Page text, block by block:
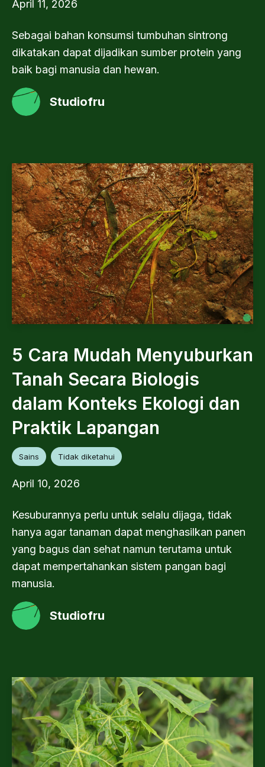
April 11, 2026
Sebagai bahan konsumsi tumbuhan sintrong
dikatakan dapat dijadikan sumber protein yang
baik bagi manusia dan hewan.
Studiofru
5 Cara Mudah Menyuburkan
Tanah Secara Biologis
dalam Konteks Ekologi dan
Praktik Lapangan
Sains Tidak diketahui
April 10, 2026
Kesuburannya perlu untuk selalu dijaga, tidak
hanya agar tanaman dapat menghasilkan panen
yang bagus dan sehat namun terutama untuk
dapat mempertahankan sistem pangan bagi
manusia.
Studiofru